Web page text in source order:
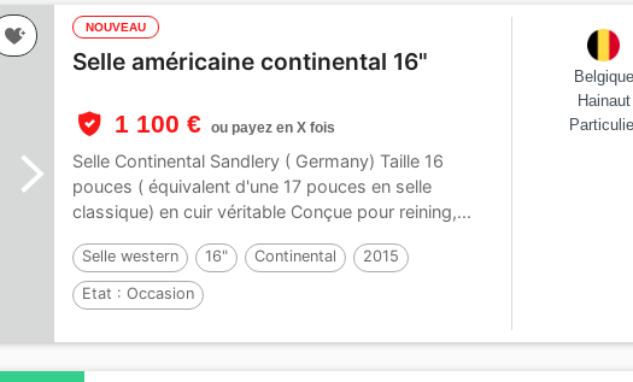
NOUVEAU
Selle américaine continental 16"
1 100 € ou payez en X fois
Selle Continental Sandlery ( Germany) Taille 16
pouces ( équivalent d'une 17 pouces en selle
classique) en cuir véritable Conçue pour reining,...
Selle western 16" Continental 2015
Etat :Occasion
Belgique
Hainaut